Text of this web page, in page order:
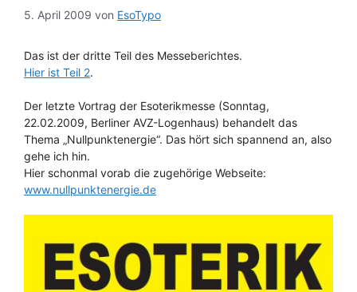
5. April 2009 von EsoTypo
Das ist der dritte Teil des Messeberichtes.
Hier ist Teil 2.
Der letzte Vortrag der Esoterikmesse (Sonntag,
22.02.2009, Berliner AVZ-Logenhaus) behandelt das
Thema „Nullpunktenergie“. Das hört sich spannend an, also
gehe ich hin.
Hier schonmal vorab die zugehörige Webseite:
www.nullpunktenergie.de